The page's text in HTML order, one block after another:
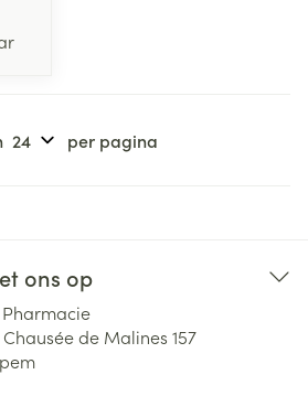
per pagina
ons op
Pharmacie
de Malines 157